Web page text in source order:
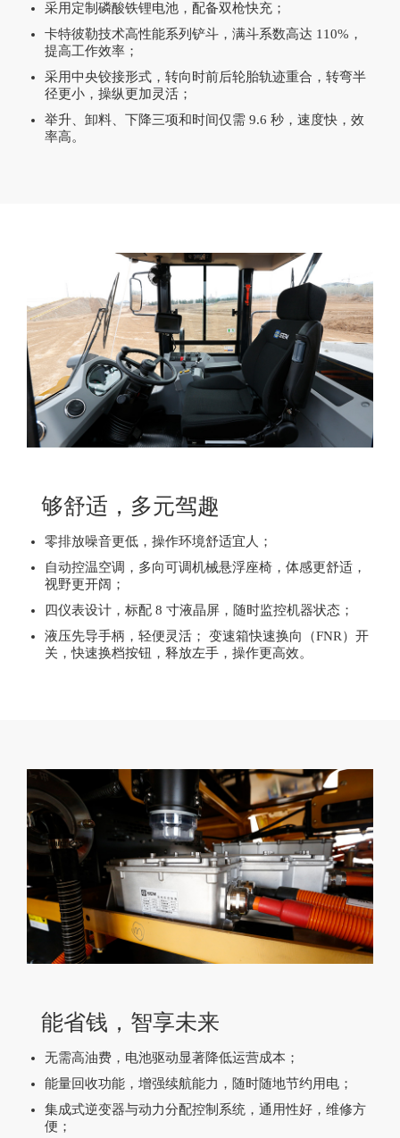
采用定制磷酸铁锂电池，配备双枪快充；
卡特彼勒技术高性能系列铲斗，满斗系数高达 110%，
提高工作效率；
采用中央铰接形式，转向时前后轮胎轨迹重合，转弯半
径更小，操纵更加灵活；
举升、卸料、下降三项和时间仅需 9.6 秒，速度快，效
率高。
够舒适，多元驾趣
零排放噪音更低，操作环境舒适宜人；
自动控温空调，多向可调机械悬浮座椅，体感更舒适，
视野更开阔；
四仪表设计，标配 8 寸液晶屏，随时监控机器状态；
液压先导手柄，轻便灵活； 变速箱快速换向（FNR）开
关，快速换档按钮，释放左手，操作更高效。
能省钱，智享未来
无需高油费，电池驱动显著降低运营成本；
能量回收功能，增强续航能力，随时随地节约用电；
集成式逆变器与动力分配控制系统，通用性好，维修方
便；
广东省云浮市用户 135****9158咨询了卡特彼勒305.5的价格
广东省广州市用户 176****0629咨询了卡特微型挖掘机【国四】
广东省惠州市用户 138****0037咨询了卡特挖掘机【国四】的价
广东省深圳市用户 156****4564咨询了420F2的价格
广西壮族自治区贵港市用户 130****4512咨询了【卡特307】卡
四川省成都市用户 173****0019咨询了卡特中型挖掘机【国四】
用户 176****1977咨询了卡特彼勒349的价格
广东省佛山市用户 199****9371咨询了卡特大型挖掘机【国四】
广东省云浮市用户 135****9158咨询了卡特彼勒305.5的价格
广东省广州市用户 176****0629咨询了卡特微型挖掘机【国四】
广东省惠州市用户 138****0037咨询了卡特挖掘机【国四】的价
广东省深圳市用户 156****4564咨询了420F2的价格
广西壮族自治区贵港市用户 130****4512咨询了【卡特307】卡
广东省广州市用户 135****8630咨询了轮式装载机的价格
广东省梅州市用户 175****6728咨询了303CR的价格
用户 176****1977咨询了卡特彼勒349的价格
山东省青岛市用户 131****3989咨询了中型挖掘机的价格
广东省佛山市用户 199****9371咨询了卡特大型挖掘机【国四】
山东省济宁市用户 150****9932咨询了CAt320的价格
广西壮族自治区玉林市用户 150****6996咨询了卡特中型挖掘机
广西壮族自治区贵港市用户 157****1603咨询了卡特轮式挖掘机
用户 176****1977咨询了卡特彼勒349的价格
广东省广州市用户 156****1182咨询了的价格